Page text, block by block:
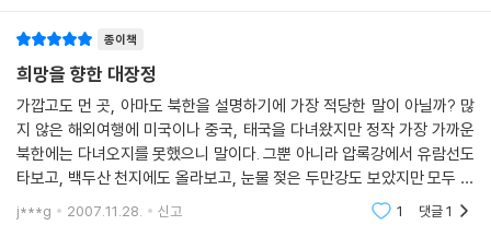
『리남행 비행기』에서 독자들은 손에 땀을 쥐게 하는 탈주극을 펼치며 두만
강에서 중국 땅을 거쳐 태국에 이르는 수만 리 길을 가는 봉수네 가족과 함
께한다. 그들과 함께 때로는 아슬아슬한 순간을 만나기도 하고, 때로는 가
슴 아프고 안타까운 순간을 겪기도 하며, 그들을 돕는 따뜻한 사람들과 만
나기도 하면서 그들과 하나 됨을 느끼게 된다.
작가는 봉수 가족의 기나긴 노정을 통해 나타내고자 했던 의도를 다음과
"그들도 우리처럼 말하고 웃고 꿈을 꾸는 존재들이란 사실을 먼저 인정해
종이책
희망을 향한 대장정
가깝고도 먼 곳, 아마도 북한을 설명하기에 가장 적당한 말이 아닐까? 많
지 않은 해외여행에 미국이나 중국, 태국을 다녀왔지만 정작 가장 가까운
북한에는 다녀오지를 못했으니 말이다. 그뿐 아니라 압록강에서 유람선도
타보고, 백두산 천지에도 올라보고, 눈물 젖은 두만강도 보았지만 모두 중
국쪽에서였을 뿐 북한쪽이 아니었다. 중국에서 우리 민족, 우리 땅을 바라
봐야 하는 내
j***g 2007.11.28. 신고 1 댓글1